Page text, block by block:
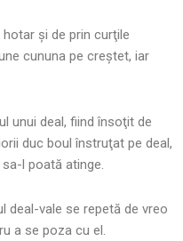
şi de prin curţile
cununa pe creştet, iar
unui deal, fiind însoţit de
duc boul înstruţat pe deal,
l poată atinge.
deal-vale se repetă de vreo
a se poza cu el.